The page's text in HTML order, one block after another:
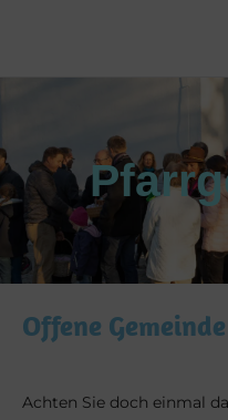
Offene
Achten Sie doch einmal